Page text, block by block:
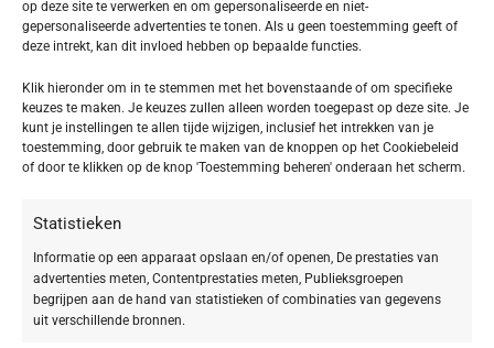
op deze site te verwerken en om gepersonaliseerde en niet-
gepersonaliseerde advertenties te tonen. Als u geen toestemming geeft of
deze intrekt, kan dit invloed hebben op bepaalde functies.
Klik hieronder om in te stemmen met het bovenstaande of om specifieke
keuzes te maken. Je keuzes zullen alleen worden toegepast op deze site. Je
kunt je instellingen te allen tijde wijzigen, inclusief het intrekken van je
toestemming, door gebruik te maken van de knoppen op het Cookiebeleid
of door te klikken op de knop 'Toestemming beheren' onderaan het scherm.
Statistieken
Informatie op een apparaat opslaan en/of openen, De prestaties van
advertenties meten, Contentprestaties meten, Publieksgroepen
begrijpen aan de hand van statistieken of combinaties van gegevens
uit verschillende bronnen.
combineert de kracht van natuurlijke oliën met
verzachtende plantenextracten. DeHY-ÖL Cleanser
en dePhyto HY-ÖL® Booster Calmingwerken
samen om je huid intensief te reinigen zonder haar
te irriteren.
de huidbarrière intact houdt en het microbioom ondersteunt:
HY-ÖL Cleanser
Een hydrofiele mix van soja-, sesam- en aardnootolie
die vuil, make-up en overtollig talg moeiteloos oplost.
Phyto Booster Calming:Een gerichte toevoeging die je huid al tijdens het